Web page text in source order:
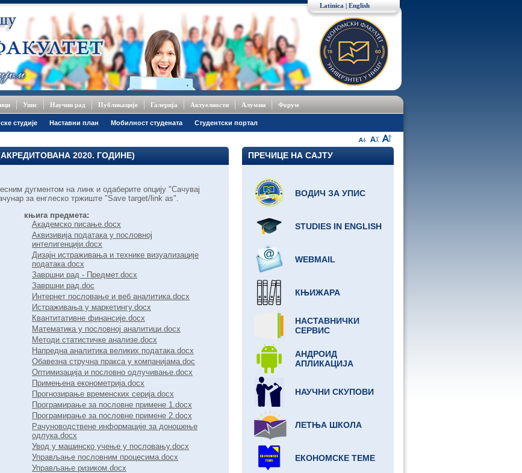
Latinica | English
Упис Научни рад Публикације Галерија Актуелности Алумни Форум
студије Наставни план Мобилност студената Студентски портал
2020. ГОДИНЕ)
дугментом на линк и одаберите опцију "Сачувај
за енглеско тржиште "Save target/link as".
књига предмета:
Академско писање.docx
Аквизивија података у пословној
интелигенцији.docx
Дизајн истраживања и технике визуализације
података.docx
Завршни рад - Предмет.docx
Завршни рад.doc
Интернет пословање и веб аналитика.docx
Истраживања у маркетингу.docx
Квантитативне финансије.docx
Математика у пословној аналитици.docx
Методи статистичке анализе.docx
Напредна аналитика великих података.docx
Обавезна стручна пракса у компанијама.doc
Оптимизација и пословно одлучивање.docx
Примењена економетрија.docx
Прогнозирање временских серија.docx
Програмирање за пословне примене 1.docx
Програмирање за пословне примене 2.docx
Рачуноводствене информације за доношење
одлука.docx
Увод у машинско учење у пословању.docx
Управљање пословним процесима.docx
Управљање ризиком.docx
ПРЕЧИЦЕ НА САЈТУ
ВОДИЧ ЗА УПИС
STUDIES IN ENGLISH
WEBMAIL
КЊИЖАРА
НАСТАВНИЧКИ
СЕРВИС
АНДРОИД
АПЛИКАЦИЈА
НАУЧНИ СКУПОВИ
ЛЕТЊА ШКОЛА
ЕКОНОМСКЕ ТЕМЕ